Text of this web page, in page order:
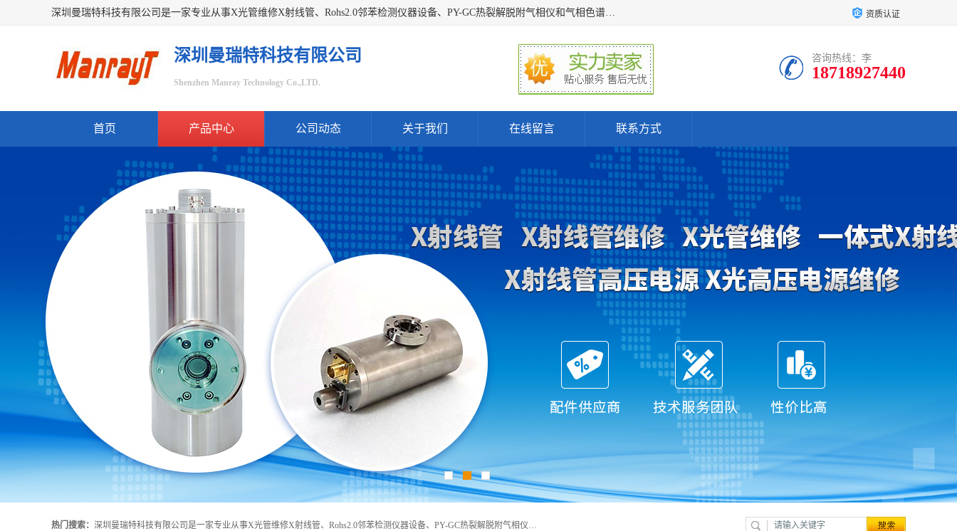
深圳曼瑞特科技有限公司是一家专业从事X光管维修X射线管、Rohs2.0邻苯检测仪器设备、PY-GC热裂解脱附气相仪和气相色谱光谱仪器、天瑞仪器探测器、高压电源等产品的维修出租的企业。本公司以客户至上为宗旨，以专注、专一、专业的精神为您提供安全、经济的技术服务。 资质认证
深圳曼瑞特科技有限公司
Shenzhen Manray Technology Co.,LTD.
咨询热线：李
18718927440
首页 产品中心 公司动态 关于我们 在线留言 联系方式
热门搜索： 深圳曼瑞特科技有限公司是一家专业从事X光管维修X射线管、Rohs2.0邻苯检测仪器设备、PY-GC热裂解脱附气相仪和气相色谱光谱仪器、天瑞仪器探测器、高压电源等产品的维修出租的企业。本公司以客户至上为宗旨，以专注、专一、专业的精神为您提供安全、经济的技术服务。